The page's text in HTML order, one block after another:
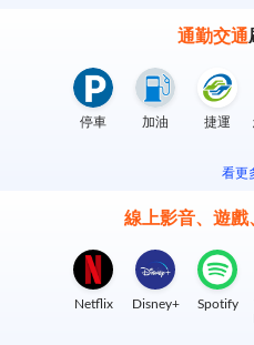
通勤交通
停車 加油 捷運
看更
線上影音、遊戲
Netflix Disney+ Spotify